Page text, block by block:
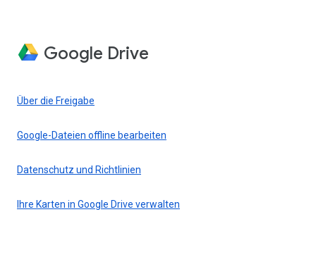
Google Drive
Über die Freigabe
Google-Dateien offline bearbeiten
Datenschutz und Richtlinien
Ihre Karten in Google Drive verwalten